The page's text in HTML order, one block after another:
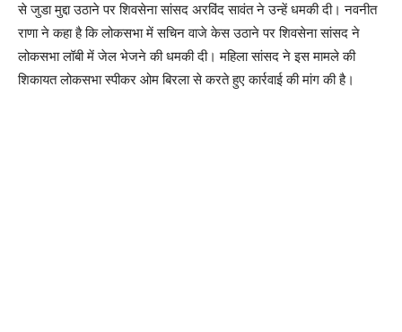
से जुडा मुद्दा उठाने पर शिवसेना सांसद अरविंद सावंत ने उन्हें धमकी दी। नवनीत
राणा ने कहा है कि लोकसभा में सचिन वाजे केस उठाने पर शिवसेना सांसद ने
लोकसभा लॉबी में जेल भेजने की धमकी दी। महिला सांसद ने इस मामले की
शिकायत लोकसभा स्पीकर ओम बिरला से करते हुए कार्रवाई की मांग की है।